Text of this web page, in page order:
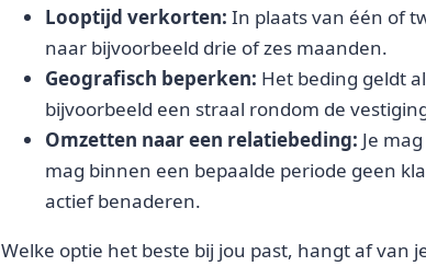
Looptijd verkorten: In plaats van één of
naar bijvoorbeeld drie of zes maanden.
Geografisch beperken: Het beding geldt
bijvoorbeeld een straal rondom de
Omzetten naar een relatiebeding: Je
mag binnen een bepaalde periode geen
actief benaderen.
Welke optie het beste bij jou past, hangt af van